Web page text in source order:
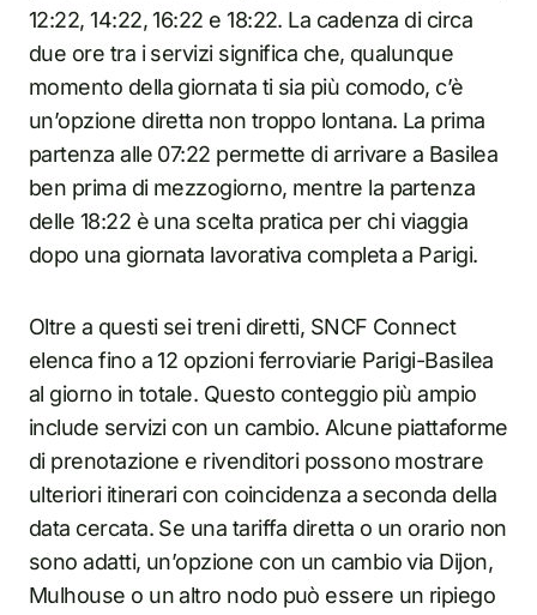
12:22, 14:22, 16:22 e 18:22. La cadenza di circa
due ore tra i servizi significa che, qualunque
momento della giornata ti sia più comodo, c’è
un’opzione diretta non troppo lontana. La prima
partenza alle 07:22 permette di arrivare a Basilea
ben prima di mezzogiorno, mentre la partenza
delle 18:22 è una scelta pratica per chi viaggia
dopo una giornata lavorativa completa a Parigi.
Oltre a questi sei treni diretti, SNCF Connect
elenca fino a 12 opzioni ferroviarie Parigi-Basilea
al giorno in totale. Questo conteggio più ampio
include servizi con un cambio. Alcune piattaforme
di prenotazione e rivenditori possono mostrare
ulteriori itinerari con coincidenza a seconda della
data cercata. Se una tariffa diretta o un orario non
sono adatti, un’opzione con un cambio via Dijon,
Mulhouse o un altro nodo può essere un ripiego